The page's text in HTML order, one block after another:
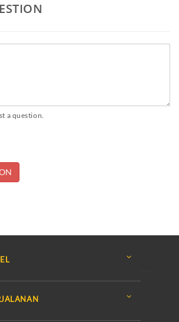
a question.